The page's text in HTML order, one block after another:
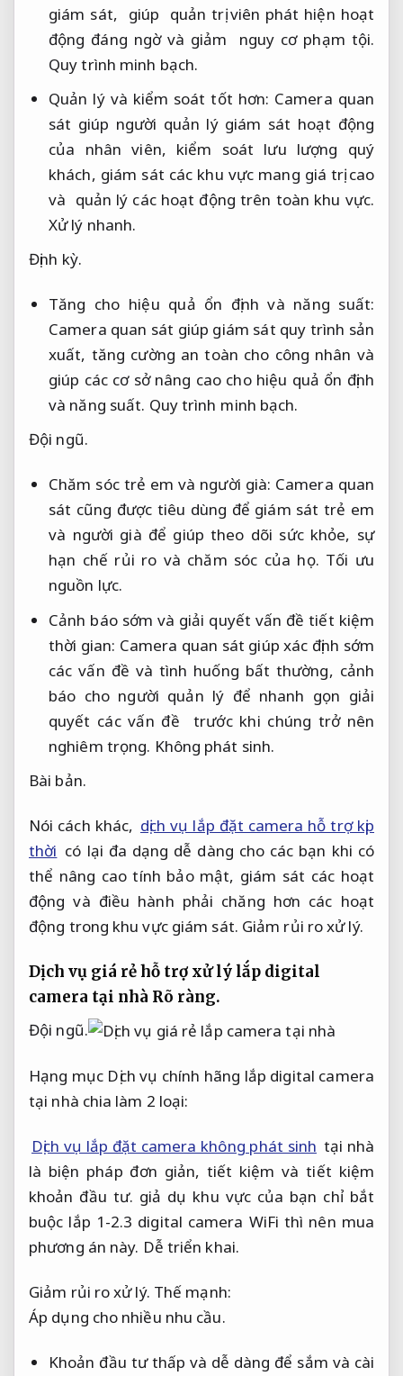
giám sát, giúp quản trị viên phát hiện hoạt
động đáng ngờ và giảm nguy cơ phạm tội.
Quy trình minh bạch.
Quản lý và kiểm soát tốt hơn: Camera quan
sát giúp người quản lý giám sát hoạt động
của nhân viên, kiểm soát lưu lượng quý
khách, giám sát các khu vực mang giá trị cao
và quản lý các hoạt động trên toàn khu vực.
Xử lý nhanh.
Định kỳ.
Tăng cho hiệu quả ổn định và năng suất:
Camera quan sát giúp giám sát quy trình sản
xuất, tăng cường an toàn cho công nhân và
giúp các cơ sở nâng cao cho hiệu quả ổn định
và năng suất. Quy trình minh bạch.
Đội ngũ.
Chăm sóc trẻ em và người già: Camera quan
sát cũng được tiêu dùng để giám sát trẻ em
và người già để giúp theo dõi sức khỏe, sự
hạn chế rủi ro và chăm sóc của họ. Tối ưu
nguồn lực.
Cảnh báo sớm và giải quyết vấn đề tiết kiệm
thời gian: Camera quan sát giúp xác định sớm
các vấn đề và tình huống bất thường, cảnh
báo cho người quản lý để nhanh gọn giải
quyết các vấn đề trước khi chúng trở nên
nghiêm trọng. Không phát sinh.
Bài bản.
Nói cách khác, dịch vụ lắp đặt camera hỗ trợ kịp
thời có lại đa dạng dễ dàng cho các bạn khi có
thể nâng cao tính bảo mật, giám sát các hoạt
động và điều hành phải chăng hơn các hoạt
động trong khu vực giám sát. Giảm rủi ro xử lý.
Dịch vụ giá rẻ hỗ trợ xử lý lắp digital
camera tại nhà Rõ ràng.
Đội ngũ.
Hạng mục Dịch vụ chính hãng lắp digital camera
tại nhà chia làm 2 loại:
Dịch vụ lắp đặt camera không phát sinh tại nhà
là biện pháp đơn giản, tiết kiệm và tiết kiệm
khoản đầu tư. giả dụ khu vực của bạn chỉ bắt
buộc lắp 1-2.3 digital camera WiFi thì nên mua
phương án này. Dễ triển khai.
Giảm rủi ro xử lý. Thế mạnh:
Áp dụng cho nhiều nhu cầu.
Khoản đầu tư thấp và dễ dàng để sắm và cài